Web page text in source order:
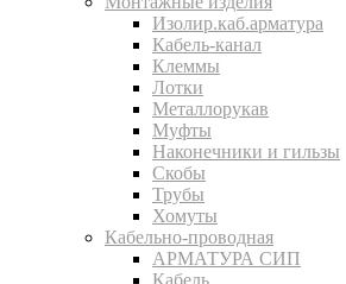
Изолир.каб.арматура
Кабель-канал
Клеммы
Лотки
Металлорукав
Муфты
Наконечники и гильзы
Скобы
Трубы
Хомуты
Кабельно-проводная
АРМАТУРА СИП
Кабель